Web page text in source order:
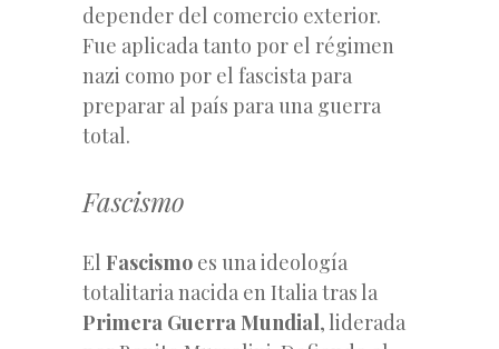
depender del comercio exterior.
Fue aplicada tanto por el régimen
nazi como por el fascista para
preparar al país para una guerra
total.
Fascismo
El Fascismo es una ideología
totalitaria nacida en Italia tras la
Primera Guerra Mundial, liderada